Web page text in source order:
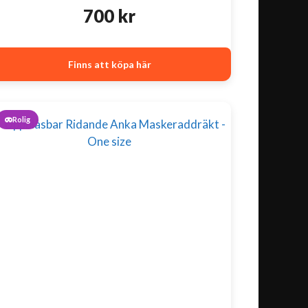
700 kr
Finns att köpa här
Rolig